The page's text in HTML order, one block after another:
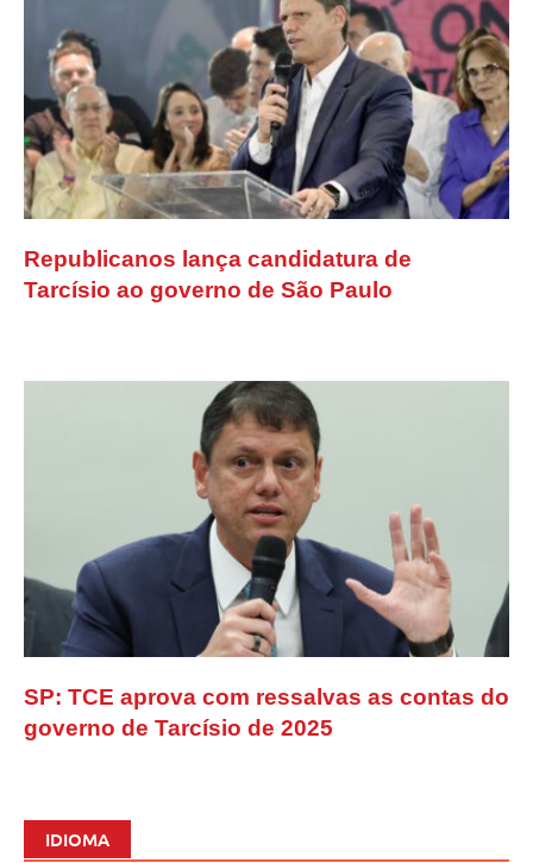
Republicanos lança candidatura de
Tarcísio ao governo de São Paulo
SP: TCE aprova com ressalvas as contas do
governo de Tarcísio de 2025
IDIOMA